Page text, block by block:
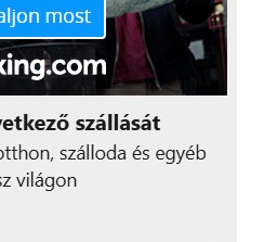
mindenkihez
szerepe a csalások és
szintén
A megelőzésben azok
hatékonyak lenni,
nem félnek